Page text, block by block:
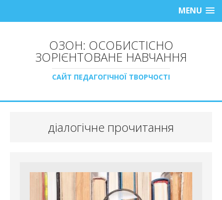
MENU
ОЗОН: ОСОБИСТІСНО
ЗОРІЄНТОВАНЕ НАВЧАННЯ
САЙТ ПЕДАГОГІЧНОЇ ТВОРЧОСТІ
діалогічне прочитання